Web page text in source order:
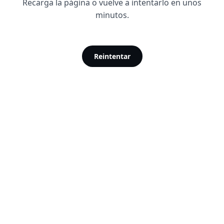
Recarga la página o vuelve a intentarlo en unos
minutos.
Reintentar